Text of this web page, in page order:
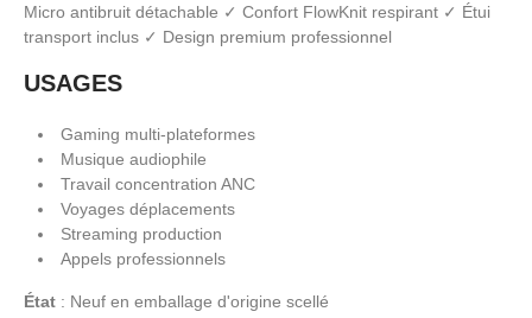
Micro antibruit détachable ✓ Confort FlowKnit respirant ✓ Étui
transport inclus ✓ Design premium professionnel
USAGES
Gaming multi-plateformes
Musique audiophile
Travail concentration ANC
Voyages déplacements
Streaming production
Appels professionnels
État : Neuf en emballage d'origine scellé